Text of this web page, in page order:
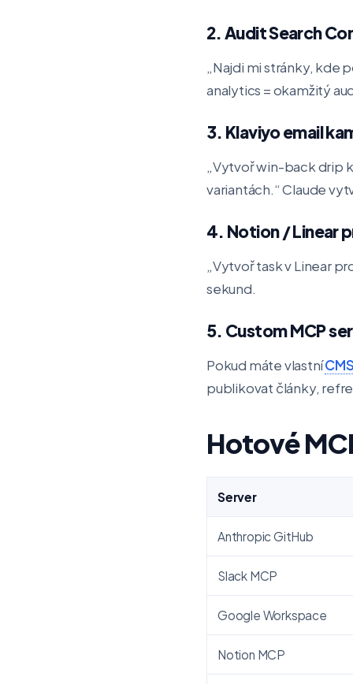
2. Audit Search
„Najdi mi stránky, kde
analytics = okamžitý
3. Klaviyo email
„Vytvoř win-back drip
variantách.“ Claude
4. Notion / Linear
„Vytvoř task v Linear
sekund.
5. Custom MCP
Pokud máte vlastní
publikovat články,
Hotové
Server
Anthropic GitHub
Slack MCP
Google Workspace
Notion MCP